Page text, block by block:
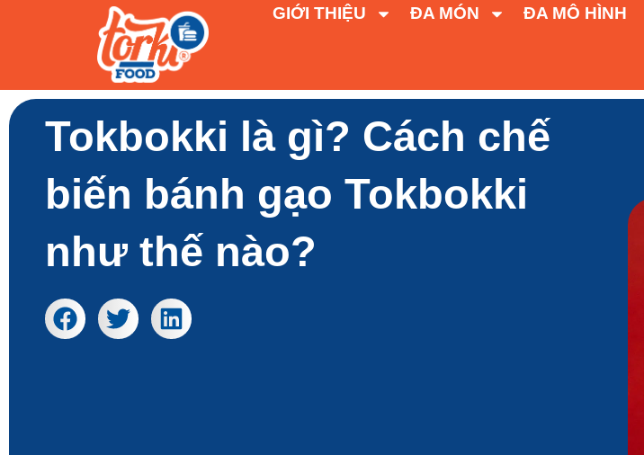
GIỚI THIỆU ĐA MÓN ĐA MÔ HÌNH
Tokbokki là gì? Cách chế
biến bánh gạo Tokbokki
như thế nào?